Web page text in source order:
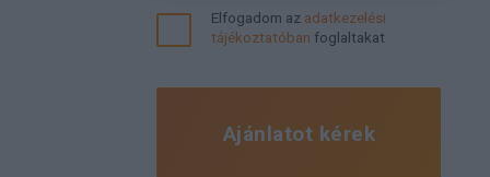
Elfogadom az adatkezelési
tájékoztatóban foglaltakat
Ajánlatot kérek